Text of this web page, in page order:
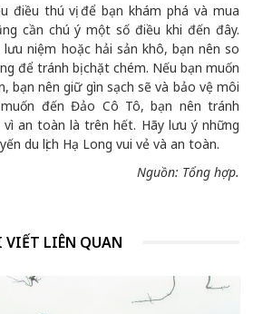
điều thú vị để bạn khám phá và mua
cần chú ý một số điều khi đến đây.
niệm hoặc hải sản khô, bạn nên so
để tránh bị chặt chém. Nếu bạn muốn
bạn nên giữ gìn sạch sẽ và bảo vệ môi
đến Đảo Cô Tô, bạn nên tránh
an toàn là trên hết. Hãy lưu ý những
du lịch Hạ Long vui vẻ và an toàn.
Nguồn: Tổng hợp.
VIẾT LIÊN QUAN